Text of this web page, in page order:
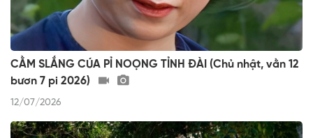
CẰM SLẮNG CÚA PỈ NOỌNG TỈNH ĐÀI (Chủ nhật, vằn 12
bươn 7 pi 2026)
12/07/2026